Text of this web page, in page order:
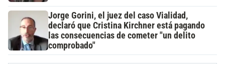
Jorge Gorini, el juez del caso Vialidad,
declaró que Cristina Kirchner está pagando
las consecuencias de cometer "un delito
comprobado"